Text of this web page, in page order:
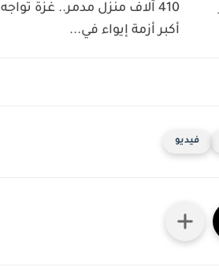
410 آلاف منزل مدمر.. غزة تواجه
أكبر أزمة إيواء في...
فيديو